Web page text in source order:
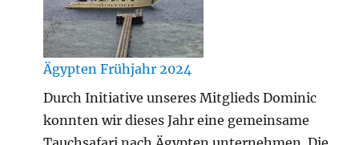
Ägypten Frühjahr 2024
Durch Initiative unseres Mitglieds Dominic
konnten wir dieses Jahr eine gemeinsame